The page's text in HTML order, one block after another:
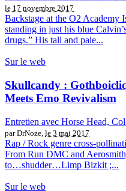
le 17 novembre 2017
Backstage at the O2
standing in just his blue
drugs.” His tall and pale...
Sur le web
Skullcandy :
Meets Emo Revivalism
Entretien avec Horse Head,
par DrNoze, le 3 mai 2017
Rap / Rock genre cross-
From Run DMC and
to…shudder…Limp Bizkit ;...
Sur le web